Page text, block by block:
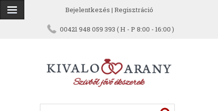
Bejelentkezés | Regisztráció
00421 948 059 393 ( H - P 8:00 - 16:00 )